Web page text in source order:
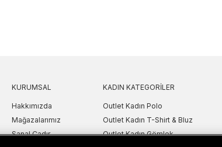
KURUMSAL
Hakkımızda
Mağazalarımız
Sanal Çadır
KADIN KATEGORILER
Outlet Kadın Polo
Outlet Kadın T-Shirt & Bluz
Outlet Kadın Gömlek